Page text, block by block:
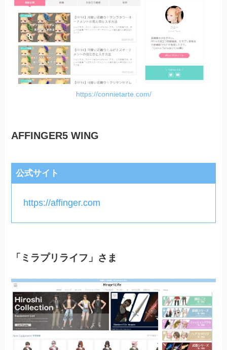
https://connietarte.com/
AFFINGER5 WING
公式サイト
https://affinger.com
「ミラプリライフ」さま